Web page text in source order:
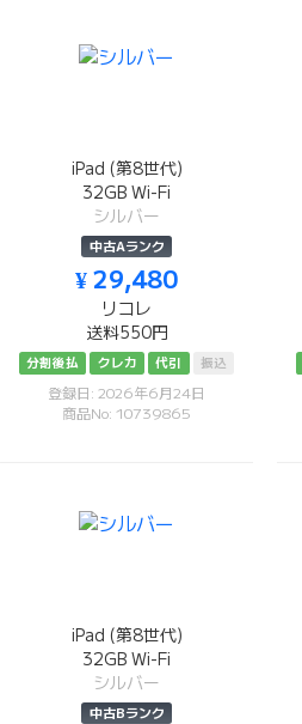
iPad (第8世代)
32GB Wi-Fi
シルバー
中古Aランク
¥ 29,480
リコレ
送料550円
分割後払 クレカ 代引 振込
登録日: 2026年6月24日
商品No: 10739865
iPad (第8世代)
32GB Wi-Fi
シルバー
中古Bランク